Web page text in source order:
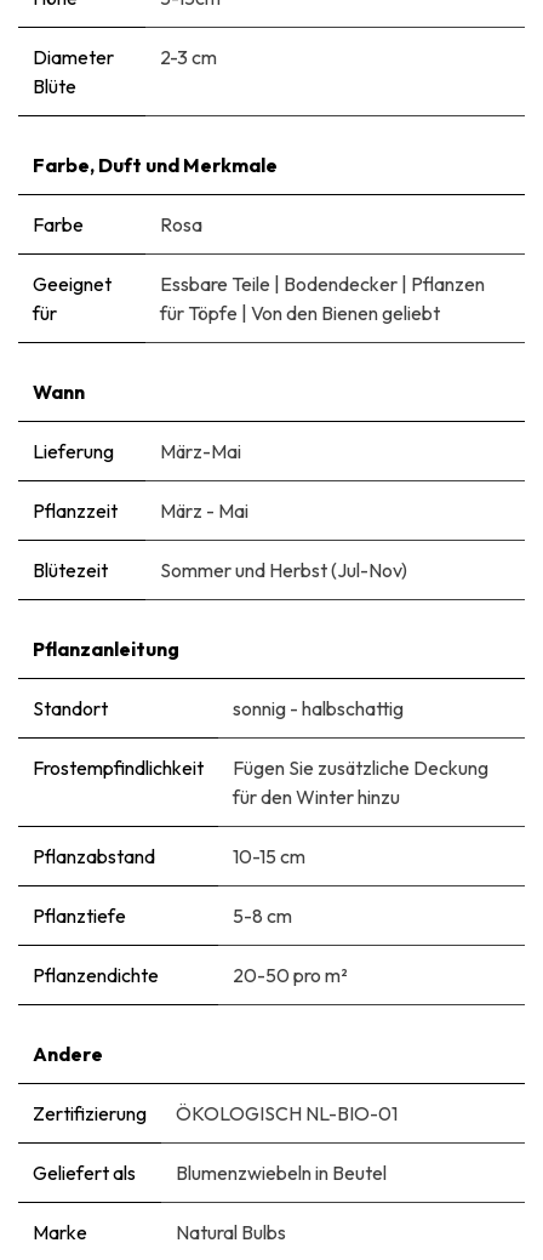
Diameter
Blüte
2-3 cm
Farbe, Duft und Merkmale
Farbe Rosa
Geeignet
für
Essbare Teile | Bodendecker | Pflanzen
für Töpfe | Von den Bienen geliebt
Wann
Lieferung März-Mai
Pflanzzeit März - Mai
Blütezeit Sommer und Herbst (Jul-Nov)
Pflanzanleitung
Standort sonnig - halbschattig
Frostempfindlichkeit
Fügen Sie zusätzliche Deckung
für den Winter hinzu
Pflanzabstand 10-15 cm
Pflanztiefe 5-8 cm
Pflanzendichte 20-50 pro m²
Andere
Zertifizierung ÖKOLOGISCH NL-BIO-01
Geliefert als Blumenzwiebeln in Beutel
Marke Natural Bulbs